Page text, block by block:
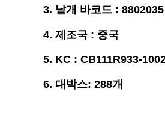
3. 낱개 바코드 :
4. 제조국 : 중국
5. KC : CB111R933-
6. 대박스: 288개